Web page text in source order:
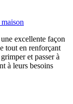
excellente façon
tout en renforçant
et passer à
à leurs besoins